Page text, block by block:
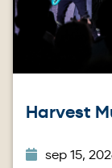
Harvest
sep 15,